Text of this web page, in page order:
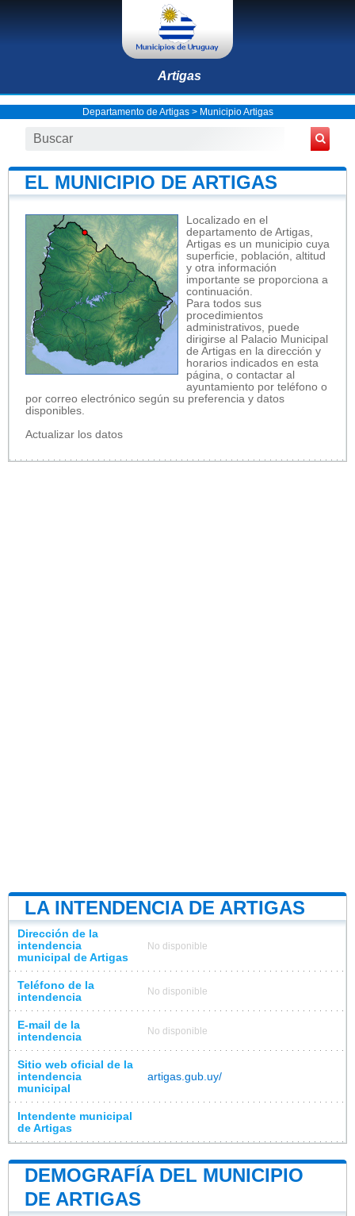
Artigas
Departamento de Artigas> Municipio Artigas
EL MUNICIPIO DE ARTIGAS
Localizado en el
departamento de Artigas,
Artigas es un municipio cuya
superficie, población, altitud
y otra información
importante se proporciona a
continuación.
Para todos sus
procedimientos
administrativos, puede
dirigirse al Palacio Municipal
de Artigas en la dirección y
horarios indicados en esta
página, o contactar al
ayuntamiento por teléfono o
por correo electrónico según su preferencia y datos
disponibles.
Actualizar los datos
LA INTENDENCIA DE ARTIGAS
Dirección de la
intendencia
municipal de Artigas
No disponible
Teléfono de la
intendencia
No disponible
E-mail de la
intendencia
No disponible
Sitio web oficial de la
intendencia
municipal
artigas.gub.uy/
Intendente municipal
de Artigas
DEMOGRAFÍA DEL MUNICIPIO
DE ARTIGAS